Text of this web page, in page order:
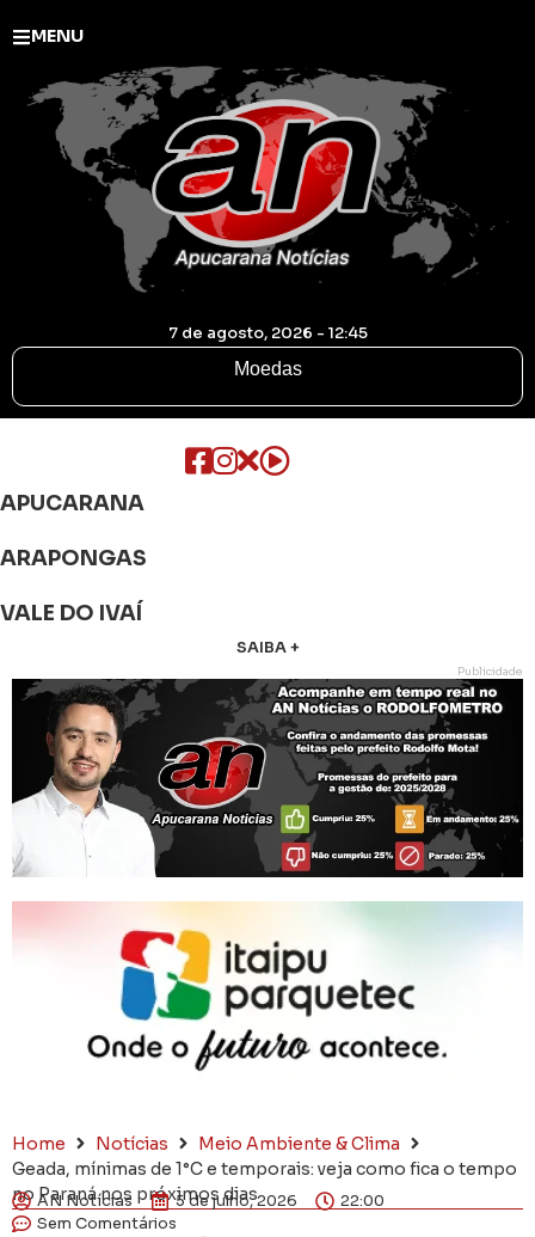
MENU
7 de agosto, 2026 - 12:45
Moedas
APUCARANA
ARAPONGAS
VALE DO IVAÍ
SAIBA +
Publicidade
Home Notícias
Meio Ambiente & Clima
Geada, mínimas de 1°C e temporais: veja como fica o tempo
no Paraná nos próximos dias
AN Notícias 5 de julho, 2026
22:00
Sem Comentários